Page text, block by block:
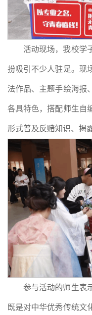
活动现场，我校学
扮吸引不少人驻足。现
法作品、主题手绘海报
各具特色，搭配师生自
形式普及反赌知识、揭
参与活动的师生表
既是对中华优秀传统文